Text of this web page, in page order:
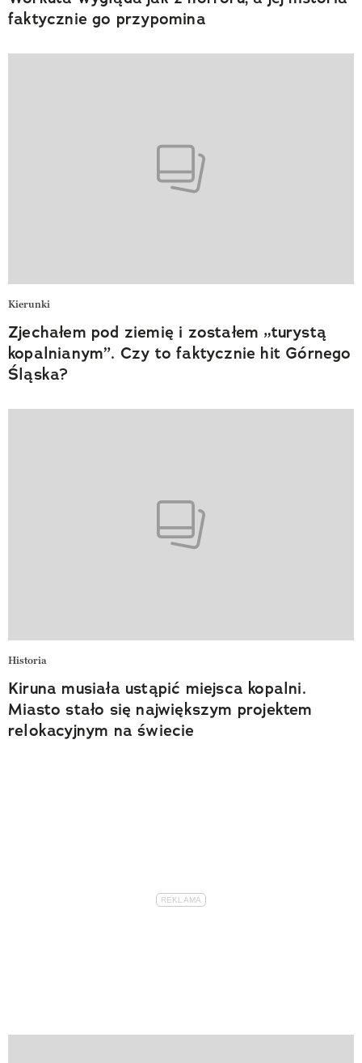
faktycznie go przypomina
Kierunki
Zjechałem pod ziemię i zostałem „turystą
kopalnianym”. Czy to faktycznie hit Górnego
Śląska?
Historia
Kiruna musiała ustąpić miejsca kopalni.
Miasto stało się największym projektem
relokacyjnym na świecie